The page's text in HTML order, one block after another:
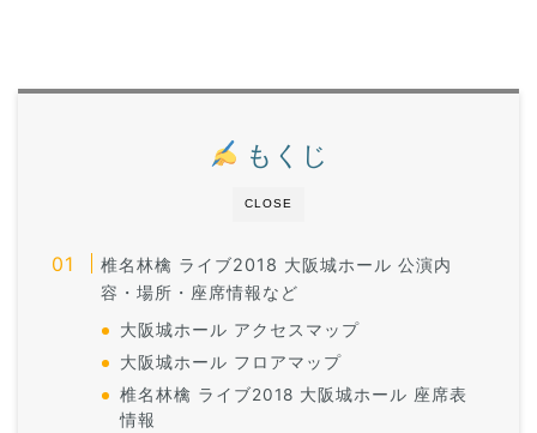
CLOSE
もくじ
椎名林檎 ライブ2018 大阪城ホール 公演内
容・場所・座席情報など
大阪城ホール アクセスマップ
大阪城ホール フロアマップ
椎名林檎 ライブ2018 大阪城ホール 座席表
情報